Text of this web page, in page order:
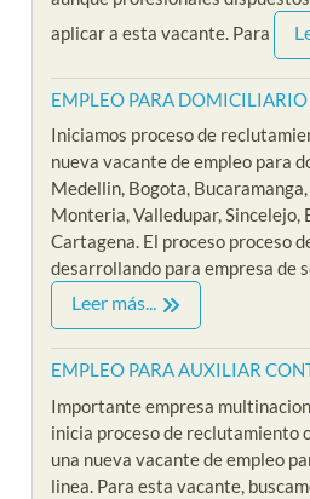
aplicar a esta vacante. Para
EMPLEO PARA DOMICILIARIO
Iniciamos proceso de
nueva vacante de empleo para
Medellin, Bogota,
Monteria, Valledupar, Sincelejo,
Cartagena. El proceso proceso
desarrollando para empresa de
Leer más...
EMPLEO PARA AUXILIAR
Importante empresa
inicia proceso de reclutamiento
una nueva vacante de empleo
linea. Para esta vacante,